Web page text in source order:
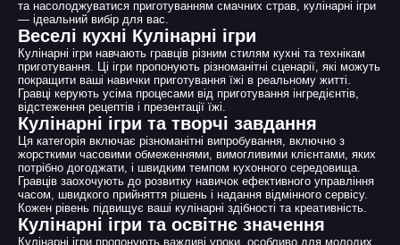
та насолоджуватися приготуванням смачних страв, кулінарні ігри
— ідеальний вибір для вас.
Веселі кухні Кулінарні ігри
Кулінарні ігри навчають гравців різним стилям кухні та технікам
приготування. Ці ігри пропонують різноманітні сценарії, які можуть
покращити ваші навички приготування їжі в реальному житті.
Гравці керують усіма процесами від приготування інгредієнтів,
відстеження рецептів і презентації їжі.
Кулінарні ігри та творчі завдання
Ця категорія включає різноманітні випробування, включно з
жорсткими часовими обмеженнями, вимогливими клієнтами, яких
потрібно догоджати, і швидким темпом кухонного середовища.
Гравців заохочують до розвитку навичок ефективного управління
часом, швидкого прийняття рішень і надання відмінного сервісу.
Кожен рівень підвищує ваші кулінарні здібності та креативність.
Кулінарні ігри та освітнє значення
Кулінарні ігри пропонують важливі уроки, особливо для молодих